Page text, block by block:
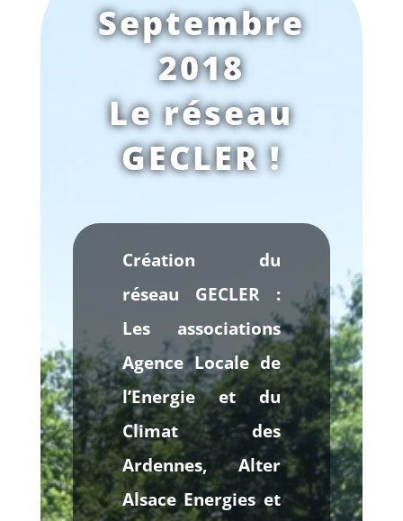
Septembre
2018
Le réseau
GECLER !
Création du
réseau GECLER :
Les associations
Agence Locale de
l’Energie et du
Climat des
Ardennes, Alter
Alsace Energies et